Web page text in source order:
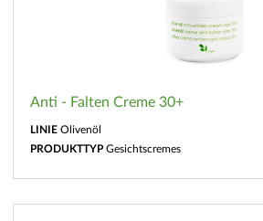
Anti - Falten Creme 30+
LINIE Olivenöl
PRODUKTTYP Gesichtscremes